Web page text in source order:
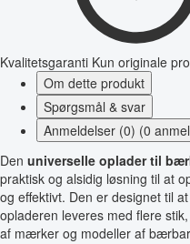
Kvalitetsgaranti Kun originale
Om dette produkt
Spørgsmål & svar
Anmeldelser (0) (0
Den universelle oplader til
praktisk og alsidig løsning til at
og effektivt. Den er designet til
opladeren leveres med flere
af mærker og modeller af